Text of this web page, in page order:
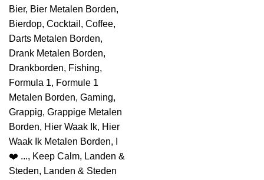
Bier, Bier Metalen Borden,
Bierdop, Cocktail , Coffee,
Darts Metalen Borden,
Drank Metalen Borden,
Drankborden, Fishing,
Formula 1, Formule 1
Metalen Borden, Gaming,
Grappig, Grappige Metalen
Borden, Hier Waak Ik, Hier
Waak Ik Metalen Borden,
❤️ ..., Keep Calm, Landen &
Steden, Landen & Steden